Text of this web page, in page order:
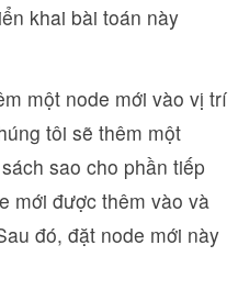
khai bài toán này
một node mới vào vị trí
tôi sẽ thêm một
sao cho phần tiếp
mới được thêm vào và
đó, đặt node mới này